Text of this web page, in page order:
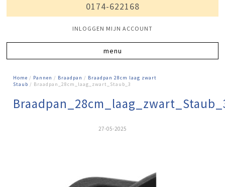
0174-622168
INLOGGEN MIJN ACCOUNT
Home / Pannen / Braadpan / Braadpan 28cm laag zwart
Staub / Braadpan_28cm_laag_zwart_Staub_3
27-05-2025